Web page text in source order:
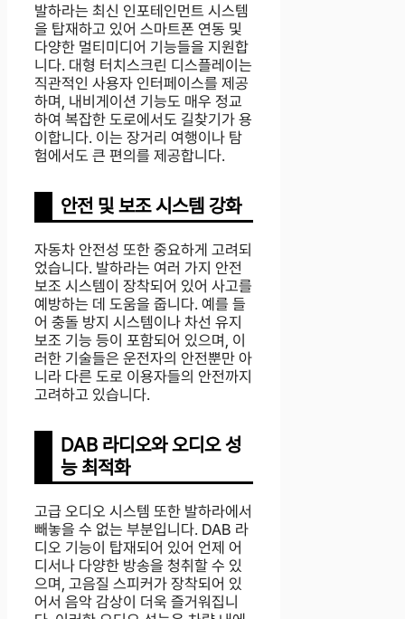
발하라는 최신 인포테인먼트 시스템
을 탑재하고 있어 스마트폰 연동 및
다양한 멀티미디어 기능들을 지원합
니다. 대형 터치스크린 디스플레이는
직관적인 사용자 인터페이스를 제공
하며, 내비게이션 기능도 매우 정교
하여 복잡한 도로에서도 길찾기가 용
이합니다. 이는 장거리 여행이나 탐
험에서도 큰 편의를 제공합니다.
안전 및 보조 시스템 강화
자동차 안전성 또한 중요하게 고려되
었습니다. 발하라는 여러 가지 안전
보조 시스템이 장착되어 있어 사고를
예방하는 데 도움을 줍니다. 예를 들
어 충돌 방지 시스템이나 차선 유지
보조 기능 등이 포함되어 있으며, 이
러한 기술들은 운전자의 안전뿐만 아
니라 다른 도로 이용자들의 안전까지
고려하고 있습니다.
DAB 라디오와 오디오 성
능 최적화
고급 오디오 시스템 또한 발하라에서
빼놓을 수 없는 부분입니다. DAB 라
디오 기능이 탑재되어 있어 언제 어
디서나 다양한 방송을 청취할 수 있
으며, 고음질 스피커가 장착되어 있
어서 음악 감상이 더욱 즐거워집니